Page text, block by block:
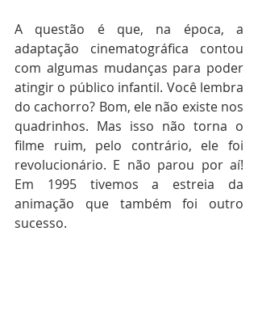
A questão é que, na época, a
adaptação cinematográfica contou
com algumas mudanças para poder
atingir o público infantil. Você lembra
do cachorro? Bom, ele não existe nos
quadrinhos. Mas isso não torna o
filme ruim, pelo contrário, ele foi
revolucionário. E não parou por aí!
Em 1995 tivemos a estreia da
animação que também foi outro
sucesso.